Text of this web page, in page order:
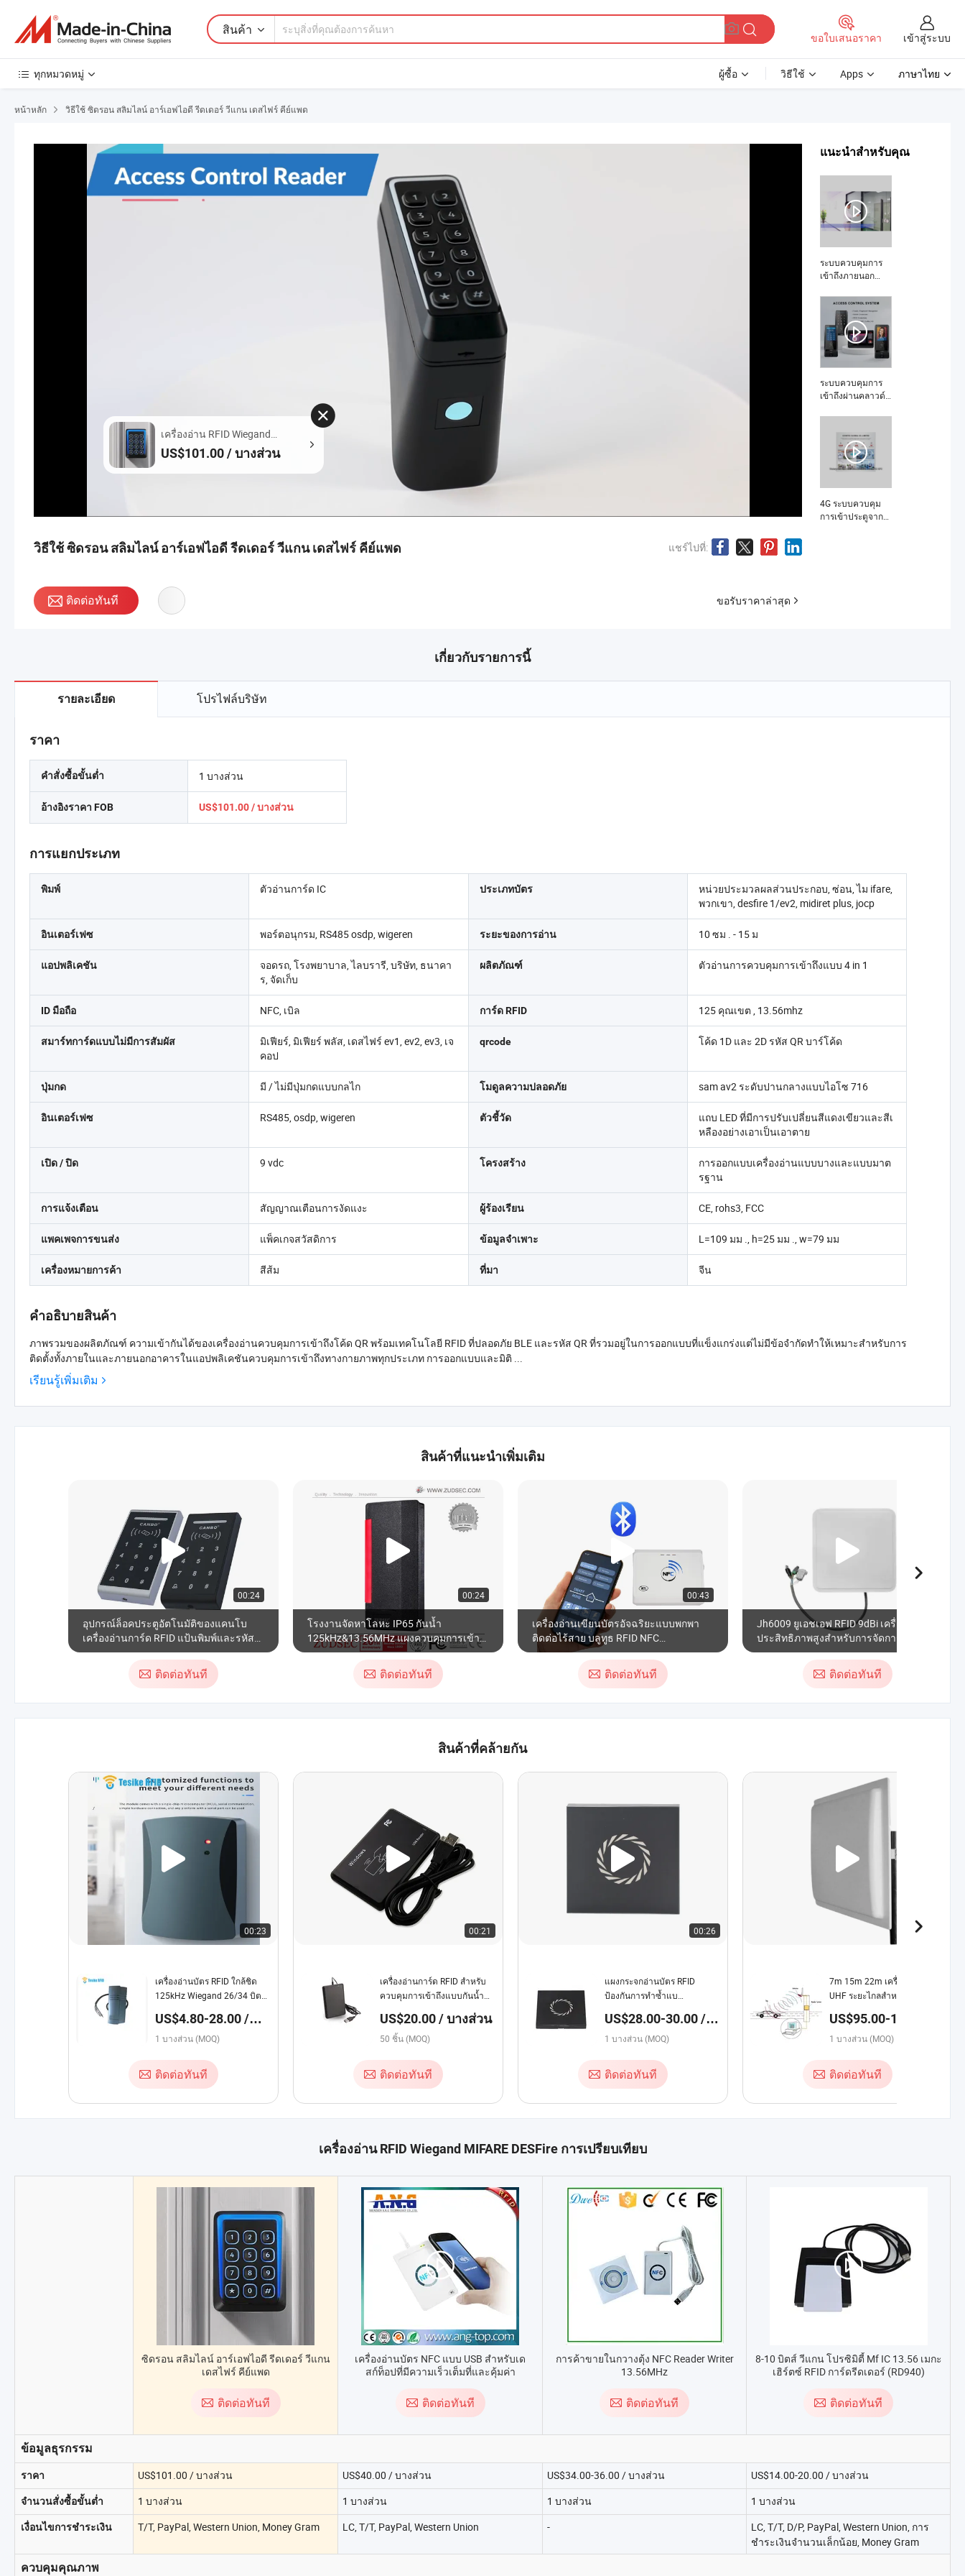
สินค้า
ขอใบเสนอราคา เข้าสู่ระบบ
ทุกหมวดหมู่ ผู้ซื้อ วิธีใช้ Apps ภาษาไทย
หน้าหลัก วิธีใช้ ซิดรอน สลิมไลน์ อาร์เอฟไอดี รีดเดอร์ วีแกน เดสไฟร์ คีย์แพด
เครื่องอ่าน RFID Wiegand
MIFARE DESFire
US$101.00 / บางส่วน
แนะนำสำหรับคุณ
ระบบควบคุมการ
เข้าถึงภายนอก
ชม ระบบควบคุม
การเข้าถึงสำหรับ
การดูแลสุขภาพ คือ
อะไร
ระบบควบคุมการ
เข้าถึงผ่านคลาวด์
สามารถตั้ง
โปรแกรมได้ พร้อม
กับเครื่องอ่านบัตร
NFC RFID และการ
บันทึกเวลาพร้อม
SDK คืออะไร
4G ระบบควบคุม
การเข้าประตูจาก
วิธีใช้ ซิดรอน สลิมไลน์ อาร์เอฟไอดี รีดเดอร์ วีแกน เดสไฟร์ คีย์แพด แชร์ไปที่:
ติดต่อทันที ขอรับราคาล่าสุด
เกี่ยวกับรายการนี้
รายละเอียด โปรไฟล์บริษัท
ราคา
คำสั่งซื้อขั้นต่ำ
อ้างอิงราคา FOB
1 บางส่วน
US$101.00 / บางส่วน
การแยกประเภท
พิมพ์ ตัวอ่านการ์ด IC ประเภทบัตร
หน่วยประมวลผลส่วนประกอบ, ซ่อน, ไม ifare,
พวกเขา, desfire 1/ev2, midiret plus, jocp
อินเตอร์เฟซ พอร์ตอนุกรม, RS485 osdp, wigeren ระยะของการอ่าน 10 ซม . - 15 ม
แอปพลิเคชัน
จอดรถ, โรงพยาบาล, ไลบรารี, บริษัท, ธนาคา
ร, จัดเก็บ
ผลิตภัณฑ์ ตัวอ่านการควบคุมการเข้าถึงแบบ 4 in 1
ID มือถือ NFC, เบิล การ์ด RFID 125 คุณเขต , 13.56mhz
สมาร์ทการ์ดแบบไม่มีการสัมผัส
มิเฟียร์, มิเฟียร์ พลัส, เดสไฟร์ ev1, ev2, ev3, เจ
คอป
qrcode โค้ด 1D และ 2D รหัส QR บาร์โค้ด
ปุ่มกด มี / ไม่มีปุ่มกดแบบกลไก โมดูลความปลอดภัย sam av2 ระดับปานกลางแบบไอโซ 716
อินเตอร์เฟซ RS485, osdp, wigeren ตัวชี้วัด
แถบ LED ที่มีการปรับเปลี่ยนสีแดงเขียวและสีเ
หลืองอย่างเอาเป็นเอาตาย
เปิด / ปิด 9 vdc โครงสร้าง
การออกแบบเครื่องอ่านแบบบางและแบบมาต
รฐาน
การแจ้งเตือน สัญญาณเตือนการงัดแงะ ผู้ร้องเรียน CE, rohs3, FCC
แพคเพจการขนส่ง แพ็คเกจสวัสดิการ ข้อมูลจำเพาะ L=109 มม ., h=25 มม ., w=79 มม
เครื่องหมายการค้า สีส้ม ที่มา จีน
คำอธิบายสินค้า
ภาพรวมของผลิตภัณฑ์ ความเข้ากันได้ของเครื่องอ่านควบคุมการเข้าถึงโค้ด QR พร้อมเทคโนโลยี RFID ที่ปลอดภัย BLE และรหัส QR ที่รวมอยู่ในการออกแบบที่แข็งแกร่งแต่ไม่มีข้อจำกัดทำให้เหมาะสำหรับการ
ติดตั้งทั้งภายในและภายนอกอาคารในแอปพลิเคชันควบคุมการเข้าถึงทางกายภาพทุกประเภท การออกแบบและมิติ ...
เรียนรู้เพิ่มเติม
สินค้าที่แนะนำเพิ่มเติม
00:24
อุปกรณ์ล็อคประตูอัตโนมัติของแคนโบ
เครื่องอ่านการ์ด RFID แป้นพิมพ์และรหัส
PIN สำหรับเปิดและล็อคประตูเข้า
ติดต่อทันที
00:24
โรงงานจัดหาโลหะ IP65 กันน้ำ
125kHz&13.56MHz แผงควบคุมการเข้า
ถึงด้วยคีย์แพด Em/IC ระบบอ่านบัตร RFID
ติดต่อทันที
00:43
เครื่องอ่านเขียนบัตรอัจฉริยะแบบพกพา
ติดต่อไร้สาย บลูทูธ RFID NFC
(ACR1311U-N2)
ติดต่อทันที
Jh6009 ยูเอชเอฟ RFID 9dBi เครื่องอ่านที่มี
ประสิทธิภาพสูงสำหรับการจัดการที่จอดรถ
ติดต่อทันที
สินค้าที่คล้ายกัน
00:23
เครื่องอ่านบัตร RFID ใกล้ชิด
125kHz Wiegand 26/34 บิต
US$4.80-28.00 /
บางส่วน
1 บางส่วน (MOQ)
ติดต่อทันที
00:21
เครื่องอ่านการ์ด RFID สำหรับ
ควบคุมการเข้าถึงแบบกันน้ำ
US$20.00 / บางส่วน
50 ชิ้น (MOQ)
ติดต่อทันที
00:26
แผงกระจกอ่านบัตร RFID
ป้องกันการทำซ้ำแบ
US$28.00-30.00 /
บางส่วน
1 บางส่วน (MOQ)
ติดต่อทันที
00:26
7m 15m 22m เครื่องอ่าน RFID
UHF ระยะไกลสำหรับระบบจอด
US$95.00-145.00 /
บางส่วน
1 บางส่วน (MOQ)
ติดต่อทันที
เครื่องอ่าน RFID Wiegand MIFARE DESFire การเปรียบเทียบ
ซิดรอน สลิมไลน์ อาร์เอฟไอดี รีดเดอร์ วีแกน
เดสไฟร์ คีย์แพด
ติดต่อทันที
เครื่องอ่านบัตร NFC แบบ USB สำหรับเด
สก์ท็อปที่มีความเร็วเต็มที่และคุ้มค่า
ติดต่อทันที
การค้าขายในกวางตุ้ง NFC Reader Writer
13.56MHz
ติดต่อทันที
8-10 บิตส์ วีแกน โปรซิมิตี้ Mf IC 13.56 เมกะ
เฮิร์ตซ์ RFID การ์ดรีดเดอร์ (RD940)
ติดต่อทันที
ข้อมูลธุรกรรม
ราคา US$101.00 / บางส่วน US$40.00 / บางส่วน US$34.00-36.00 / บางส่วน US$14.00-20.00 / บางส่วน
จำนวนสั่งซื้อขั้นต่ำ 1 บางส่วน 1 บางส่วน 1 บางส่วน 1 บางส่วน
เงื่อนไขการชำระเงิน T/T, PayPal, Western Union, Money Gram LC, T/T, PayPal, Western Union -
LC, T/T, D/P, PayPal, Western Union, การ
ชำระเงินจำนวนเล็กน้อย, Money Gram
ควบคุมคุณภาพ